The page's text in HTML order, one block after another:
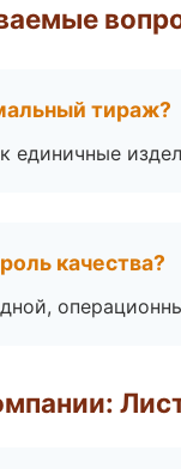
тираж?
единичные
качества?